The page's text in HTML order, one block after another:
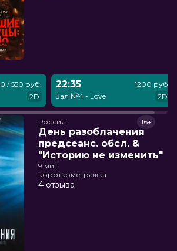
/ 550 руб.
2D
22:35
Зал №4 - Love
1200 руб.
2D
Россия
День разоблачения
предсеанс. обсл. &
"Историю не изменить"
16+
9 мин
короткометражка
4 отзыва